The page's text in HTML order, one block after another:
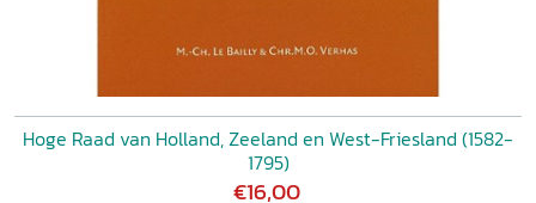
Hoge Raad van Holland, Zeeland en West-Friesland (1582-
1795)
€16,00